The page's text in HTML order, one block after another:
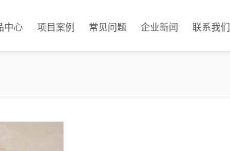
中心 项目案例 常见问题 企业新闻 联系我们